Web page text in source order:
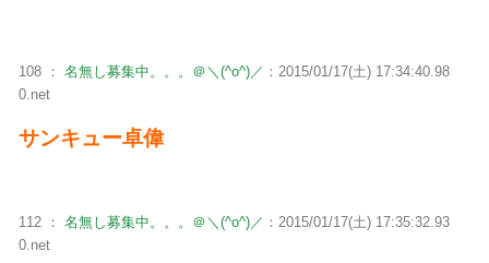
108 ： 名無し募集中。。。＠＼(^o^)／ ：2015/01/17(土) 17:34:40.98
0.net
サンキュー卓偉
112 ： 名無し募集中。。。＠＼(^o^)／ ：2015/01/17(土) 17:35:32.93
0.net